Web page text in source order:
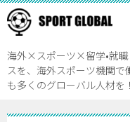
海外×スポーツ×留学•就職
スを、海外スポーツ機関
も多くのグローバル人材を！